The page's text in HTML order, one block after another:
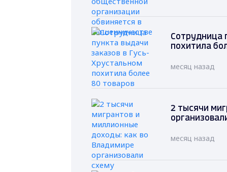
Сотрудница
похитила
месяц назад
2 тысячи
месяц назад